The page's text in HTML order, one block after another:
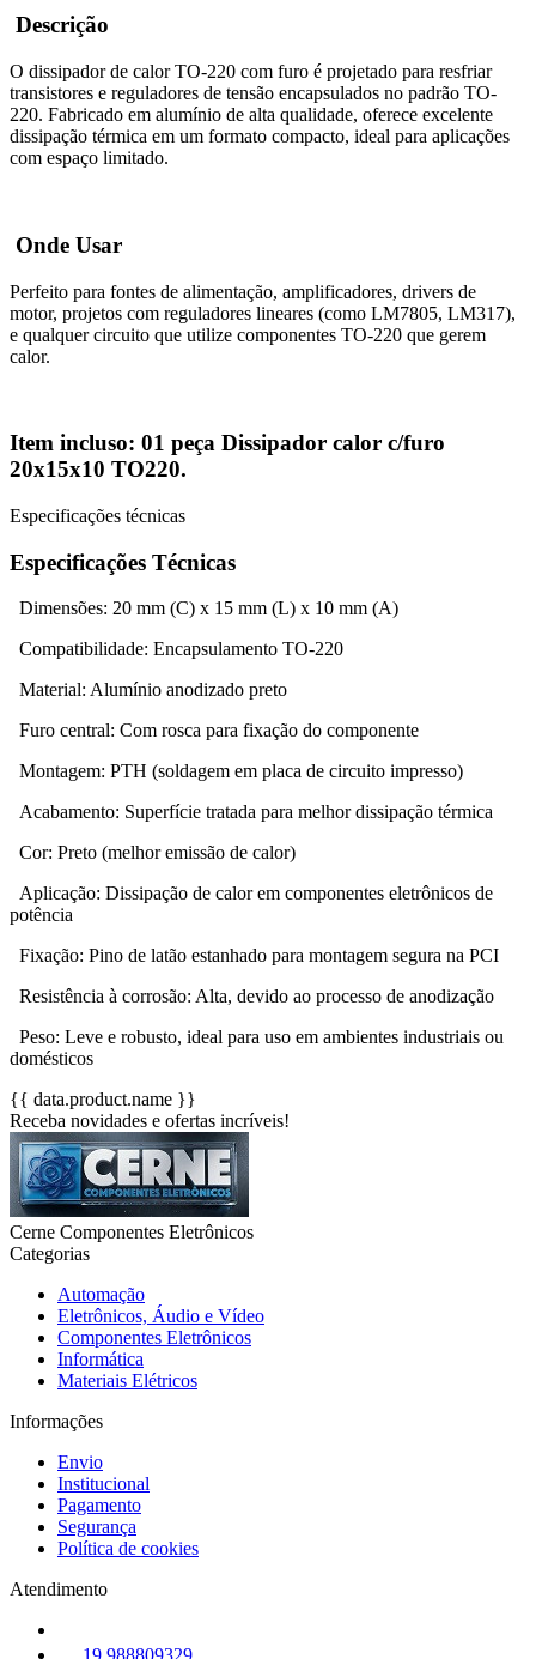
Descrição
O dissipador de calor TO-220 com furo é projetado para resfriar
transistores e reguladores de tensão encapsulados no padrão TO-
220. Fabricado em alumínio de alta qualidade, oferece excelente
dissipação térmica em um formato compacto, ideal para aplicações
com espaço limitado.
Onde Usar
Perfeito para fontes de alimentação, amplificadores, drivers de
motor, projetos com reguladores lineares (como LM7805, LM317),
e qualquer circuito que utilize componentes TO-220 que gerem
calor.
Item incluso: 01 peça Dissipador calor c/furo
20x15x10 TO220.
Especificações técnicas
Especificações Técnicas
Dimensões: 20 mm (C) x 15 mm (L) x 10 mm (A)
Compatibilidade: Encapsulamento TO-220
Material: Alumínio anodizado preto
Furo central: Com rosca para fixação do componente
Montagem: PTH (soldagem em placa de circuito impresso)
Acabamento: Superfície tratada para melhor dissipação térmica
Cor: Preto (melhor emissão de calor)
Aplicação: Dissipação de calor em componentes eletrônicos de
potência
Fixação: Pino de latão estanhado para montagem segura na PCI
Resistência à corrosão: Alta, devido ao processo de anodização
Peso: Leve e robusto, ideal para uso em ambientes industriais ou
domésticos
{{ data.product.name }}
Receba novidades e ofertas incríveis!
Cerne Componentes Eletrônicos
Categorias
Automação
Eletrônicos, Áudio e Vídeo
Componentes Eletrônicos
Informática
Materiais Elétricos
Informações
Envio
Institucional
Pagamento
Segurança
Política de cookies
Atendimento